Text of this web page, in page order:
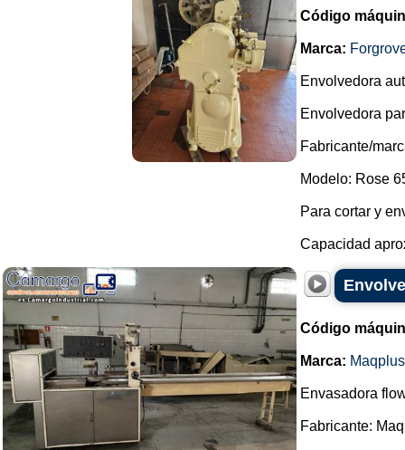
Código
Marca:
Envolvedora
Envolvedora
Fabricante/
Modelo: Rose
Para cortar y
Capacidad
Código
Marca: Maqplus
Envasadora
Fabricante: